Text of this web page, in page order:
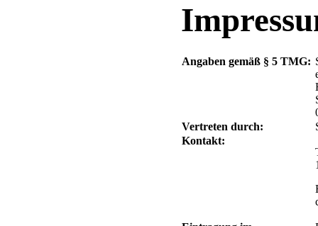
Angaben gemäß § 5 TMG:
Vertreten durch:
Kontakt: